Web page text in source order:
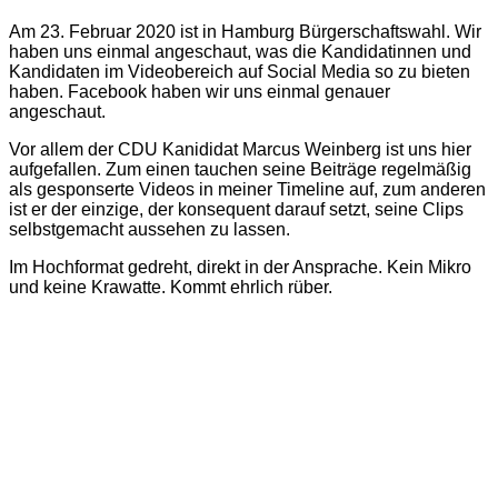
Am 23. Februar 2020 ist in Hamburg Bürgerschaftswahl. Wir
haben uns einmal angeschaut, was die Kandidatinnen und
Kandidaten im Videobereich auf Social Media so zu bieten
haben. Facebook haben wir uns einmal genauer
angeschaut.
Vor allem der CDU Kanididat Marcus Weinberg ist uns hier
aufgefallen. Zum einen tauchen seine Beiträge regelmäßig
als gesponserte Videos in meiner Timeline auf, zum anderen
ist er der einzige, der konsequent darauf setzt, seine Clips
selbstgemacht aussehen zu lassen.
Im Hochformat gedreht, direkt in der Ansprache. Kein Mikro
und keine Krawatte. Kommt ehrlich rüber.